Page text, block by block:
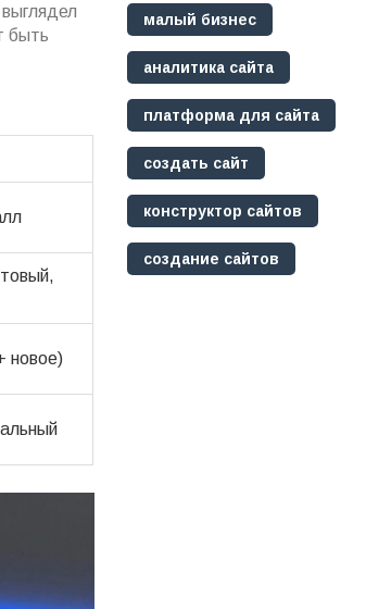
быть
новое)
малый бизнес
аналитика сайта
платформа для сайта
создать сайт
конструктор сайтов
создание сайтов